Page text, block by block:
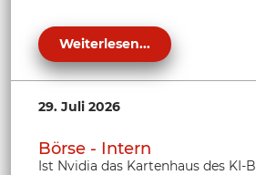
Weiterlesen...
29. Juli 2026
Börse - Intern
Ist Nvidia das Kartenhaus des KI-